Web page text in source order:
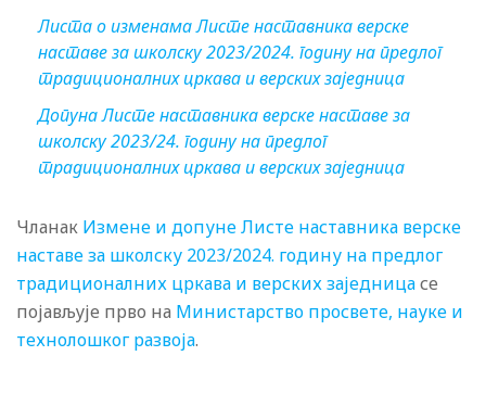
Листа о изменама Листе наставника верске
наставе за школску 2023/2024. годину на предлог
традиционалних цркава и верских заједница
Допуна Листе наставника верске наставе за
школску 2023/24. годину на предлог
традиционалних цркава и верских заједница
Чланак Измене и допуне Листе наставника верске
наставе за школску 2023/2024. годину на предлог
традиционалних цркава и верских заједницасе
појављује прво на Министарство просвете, науке и
технолошког развоја.